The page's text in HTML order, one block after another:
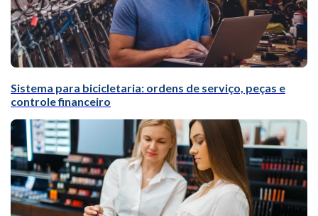
Sistema para bicicletaria: ordens de serviço, peças e
controle financeiro